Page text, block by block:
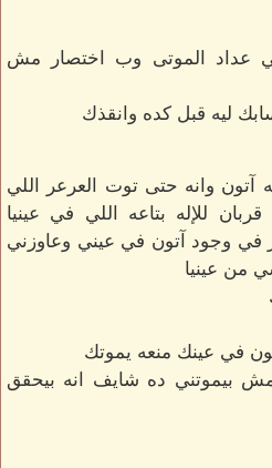
عداد الموتى وب اختصار مش
ليه قبل كده وانقذك
آتون وانه حتى توت العرعر اللي
للإله بتاعه اللي في عينيا
وجود آتون في عيني وعاوزني
من عينيا
في عينك منعه يموتك
بيموتني ده شايف انه بيحقق